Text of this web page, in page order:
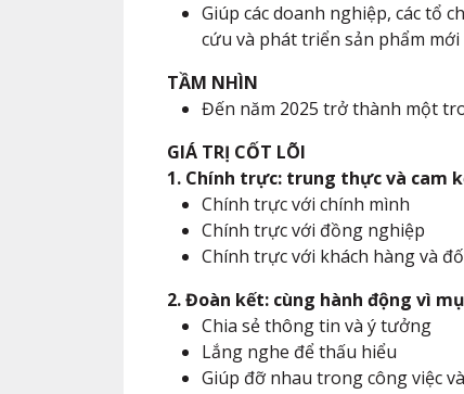
Giúp các doanh nghiệp, các tổ
cứu và phát triển sản phẩm
TẦM NHÌN
Đến năm 2025 trở thành một
GIÁ TRỊ CỐT LÕI
1. Chính trực: trung thực và cam
Chính trực với chính mình
Chính trực với đồng nghiệp
Chính trực với khách hàng và
2. Đoàn kết: cùng hành động vì
Chia sẻ thông tin và ý tưởng
Lắng nghe để thấu hiểu
Giúp đỡ nhau trong công việc